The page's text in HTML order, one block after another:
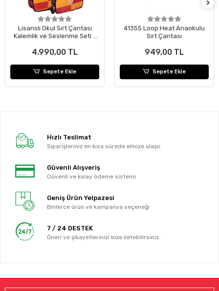
Lisanslı Okul Sırt Çantası
Kalemlik ve Seslenme Seti -
4.990,00 TL
Sepete Ekle
41355 Loop Heat Anaokulu
Sırt Çantası
949,00 TL
Sepete Ekle
Hızlı Teslimat
Siparişleriniz en kısa sürede elinize ulaşır.
Güvenli Alışveriş
Güvenli ve kolay ödeme sistemi
Geniş Ürün Yelpazesi
Binlerce ürün ve kampanya seçeneği
7 / 24 DESTEK
Öneri ve şikayetlerinizi bize iletebilirsiniz.